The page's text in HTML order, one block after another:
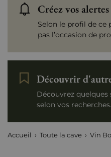
Créez vos alertes
Selon le profil de ce
pas l’occasion de
Découvrir
Découvrez
selon vos recherches.
Accueil Toute la cave Vin